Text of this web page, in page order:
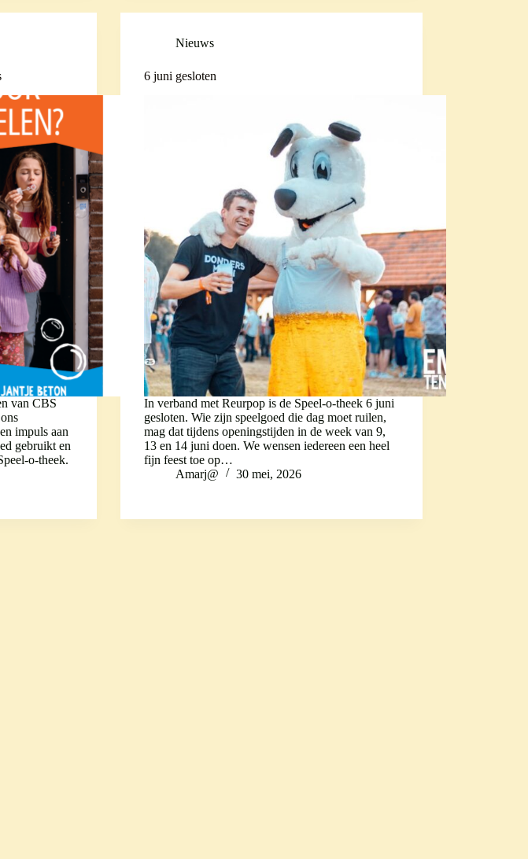
van CBS
impuls aan
gebruikt en
o-theek.
Nieuws
6 juni gesloten
In verband met Reurpop is de Speel-o-theek 6 juni
gesloten. Wie zijn speelgoed die dag moet ruilen,
mag dat tijdens openingstijden in de week van 9,
13 en 14 juni doen. We wensen iedereen een heel
fijn feest toe op…
Amarj@
30 mei, 2026